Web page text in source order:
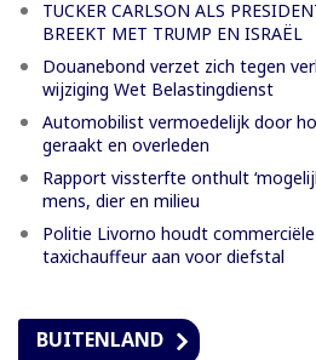
TUCKER CARLSON ALS
BREEKT MET TRUMP EN ISRAËL
Douanebond verzet zich tegen
wijziging Wet Belastingdienst
Automobilist vermoedelijk door
geraakt en overleden
Rapport vissterfte onthult
mens, dier en milieu
Politie Livorno houdt
taxichauffeur aan voor diefstal
BUITENLAND